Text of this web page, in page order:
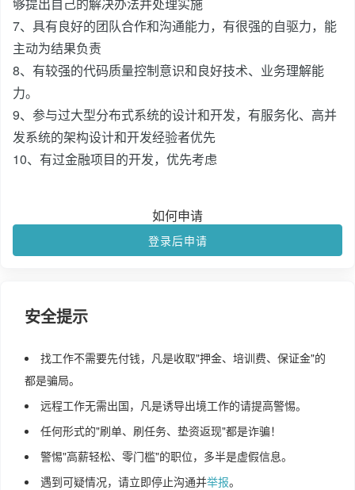
7、具有良好的团队合作和沟通能力，有很强的自驱力，能
主动为结果负责
8、有较强的代码质量控制意识和良好技术、业务理解能
力。
9、参与过大型分布式系统的设计和开发，有服务化、高并
发系统的架构设计和开发经验者优先
10、有过金融项目的开发，优先考虑
如何申请
登录后申请
安全提示
找工作不需要先付钱，凡是收取"押金、培训费、保证金"的
都是骗局。
远程工作无需出国，凡是诱导出境工作的请提高警惕。
任何形式的"刷单、刷任务、垫资返现"都是诈骗！
警惕"高薪轻松、零门槛"的职位，多半是虚假信息。
遇到可疑情况，请立即停止沟通并举报。